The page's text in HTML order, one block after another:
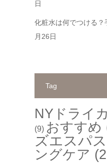
日
化粧水は何でつける？
月26日
Tag
NYドライ
(9) おすすめ
ズエスパス
ングケア